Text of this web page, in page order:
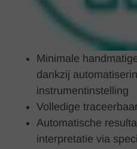
Minimale
dankzij
instrumentinstelling
Volledige
Automatische
interpretatie via